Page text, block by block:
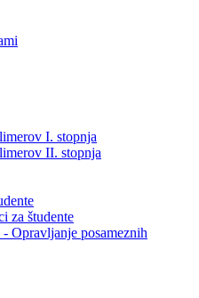
I. stopnja
II. stopnja
za študente
Opravljanje posameznih